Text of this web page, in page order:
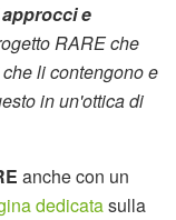
e
RARE che
li contengono e
in un'ottica di
anche con un
dedicatasulla